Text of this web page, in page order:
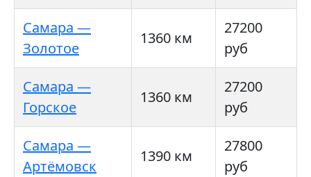
Самара —
Золотое
1360 км
27200
руб
Самара —
Горское
1360 км
27200
руб
Самара —
Артёмовск
1390 км
27800
руб